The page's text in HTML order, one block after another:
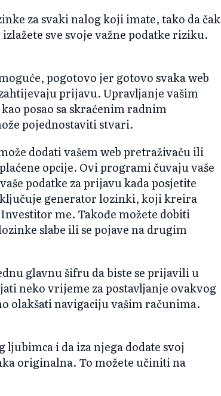
za svaki nalog koji imate, tako da čak
sve svoje važne podatke riziku.
pogotovo jer gotovo svaka web
prijavu. Upravljanje vašim
posao sa skraćenim radnim
pojednostaviti stvari.
dodati vašem web pretraživaču ili
opcije. Ovi programi čuvaju vaše
podatke za prijavu kada posjetite
generator lozinki, koji kreira
me. Takođe možete dobiti
slabe ili se pojave na drugim
glavnu šifru da biste se prijavili u
neko vrijeme za postavljanje ovakvog
olakšati navigaciju vašim računima.
i da iza njega dodate svoj
originalna. To možete učiniti na